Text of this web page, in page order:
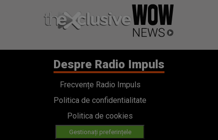
Despre Radio Impuls
Frecvențe Radio Impuls
Politica de confidentialitate
Politica de cookies
Gestionați preferințele